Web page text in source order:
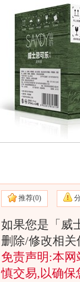
推荐(0)
如果您是「威
删除/修改相
免责声明:本
慎交易,以确